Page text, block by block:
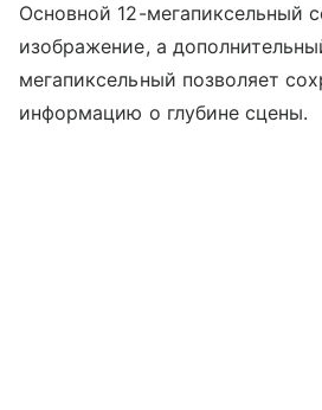
Основной 12-мегапиксельный
изображение, а
мегапиксельный позволяет
информацию о глубине сцены.